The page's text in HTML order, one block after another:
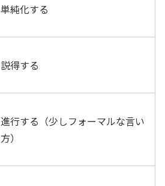
単純化する
説得する
進行する（少しフォーマルな言い
方）